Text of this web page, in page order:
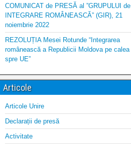
COMUNICAT de PRESĂ al ”GRUPULUI de
INTEGRARE ROMÂNEASCĂ” (GIR), 21
noiembrie 2022
REZOLUȚIA Mesei Rotunde “Integrarea
românească a Republicii Moldova pe calea
spre UE”
Articole
Articole Unire
Declarații de presă
Activitate